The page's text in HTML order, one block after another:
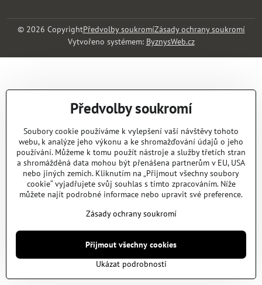
© 2026 CopyrightPředvolby soukromíZásady ochrany soukromí
Vytvořeno systémem: ByznysWeb.cz
Předvolby soukromí
Soubory cookie používáme k vylepšení vaší návštěvy tohoto
webu, k analýze jeho výkonu a ke shromažďování údajů o jeho
používání. Můžeme k tomu použít nástroje a služby třetích stran
a shromážděná data mohou být přenášena partnerům v EU, USA
nebo jiných zemích. Kliknutím na „Přijmout všechny soubory
cookie“ vyjadřujete svůj souhlas s tímto zpracováním. Níže
můžete najít podrobné informace nebo upravit své preference.
Zásady ochrany soukromí
Ukázat podrobnosti
Přijmout všechny cookies